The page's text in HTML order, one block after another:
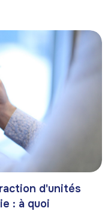
d'unités
: à quoi